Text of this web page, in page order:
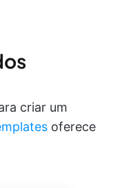
criar um
oferece